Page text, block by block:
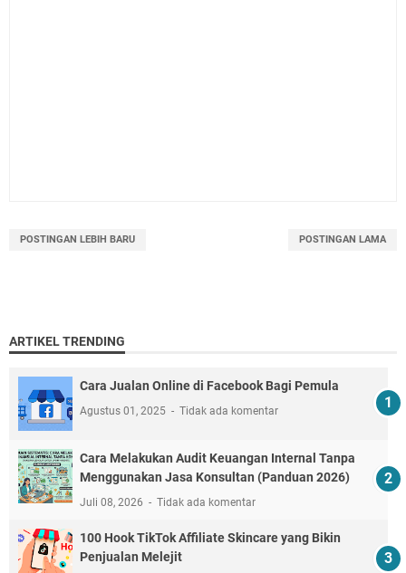
POSTINGAN LEBIH BARU POSTINGAN LAMA
ARTIKEL TRENDING
Cara Jualan Online di Facebook Bagi Pemula
Agustus 01, 2025 Tidak ada komentar
Cara Melakukan Audit Keuangan Internal Tanpa
Menggunakan Jasa Konsultan (Panduan 2026)
Juli 08, 2026 Tidak ada komentar
100 Hook TikTok Affiliate Skincare yang Bikin
Penjualan Melejit